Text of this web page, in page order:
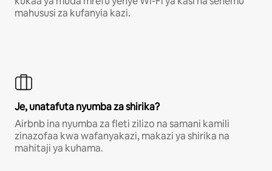
mahususi za kufanyia kazi.
Je, unatafuta nyumba za shirika?
Airbnb ina nyumba za fleti zilizo na samani kamili
zinazofaa kwa wafanyakazi, makazi ya shirika na
mahitaji ya kuhama.